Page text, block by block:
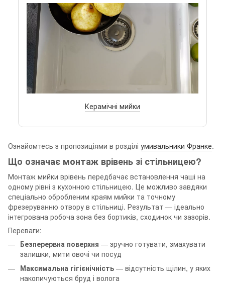
Керамічні мийки
Ознайомтесь з пропозиціями в розділі умивальники Франке.
Що означає монтаж врівень зі стільницею?
Монтаж мийки врівень передбачає встановлення чаші на
одному рівні з кухонною стільницею. Це можливо завдяки
спеціально обробленим краям мийки та точному
фрезеруванню отвору в стільниці. Результат — ідеально
інтегрована робоча зона без бортиків, сходинок чи зазорів.
Переваги:
Безперервна поверхня — зручно готувати, змахувати
залишки, мити овочі чи посуд
Максимальна гігієнічність — відсутність щілин, у яких
накопичуються бруд і волога